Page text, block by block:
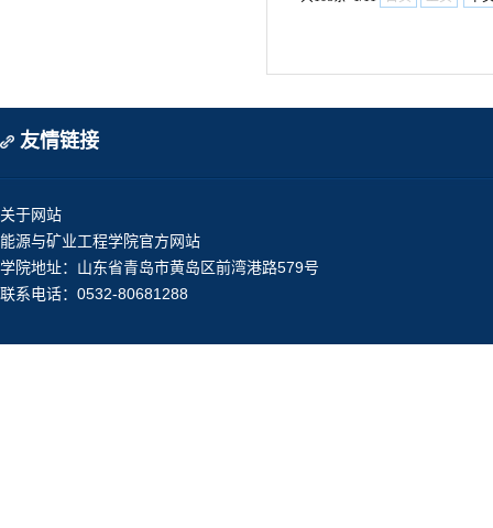
友情链接
关于网站
能源与矿业工程学院官方网站
学院地址：山东省青岛市黄岛区前湾港路579号
联系电话：0532-80681288